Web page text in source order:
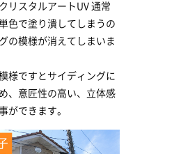
リスタルアートUV 通常
色で塗り潰してしまうの
の模様が消えてしまいま
様ですとサイディングに
、意匠性の高い、立体感
ができます。